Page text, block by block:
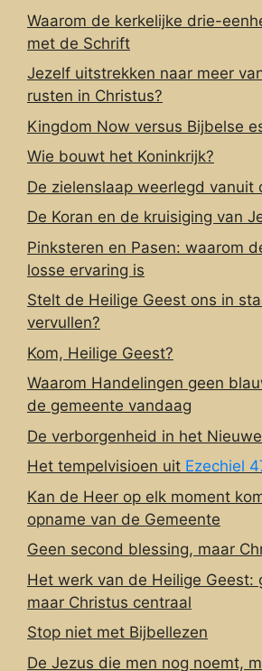
Waarom de kerkelijke drie-
met de Schrift
Jezelf uitstrekken naar meer
rusten in Christus?
Kingdom Now versus Bijbelse
Wie bouwt het Koninkrijk?
De zielenslaap weerlegd vanuit
De Koran en de kruisiging van
Pinksteren en Pasen: waarom
losse ervaring is
Stelt de Heilige Geest ons in
vervullen?
Kom, Heilige Geest?
Waarom Handelingen geen
de gemeente vandaag
De verborgenheid in het
Het tempelvisioen uit Ezechiel
Kan de Heer op elk moment
opname van de Gemeente
Geen second blessing, maar
Het werk van de Heilige Geest:
maar Christus centraal
Stop niet met Bijbellezen
De Jezus die men nog noemt,